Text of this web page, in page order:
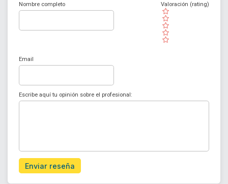
Nombre completo
( )
( )
( )
( )
( )
Valoración (rating)
Email
Escribe aquí tu opinión sobre el profesional:
Enviar reseña